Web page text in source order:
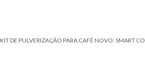
KIT DE PULVERIZAÇÃO PARA CAFÉ NOVO: SMART